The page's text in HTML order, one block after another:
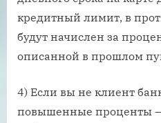
кредитный лимит, в
будут начислен за
описанной в прошлом
4) Если вы не клиент
повышенные проценты —